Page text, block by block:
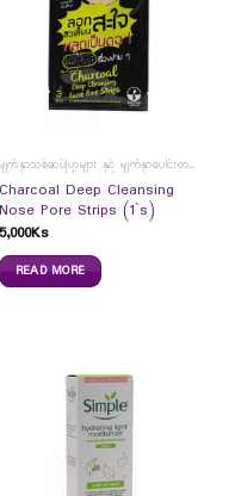
မျက်နှာသစ်ဆပ်ပြာများ နှင့် မျက်နှာပေါင်းတင်ကပ်ခွာများ
Charcoal Deep Cleansing
Nose Pore Strips (1`s)
5,000Ks
READ MORE